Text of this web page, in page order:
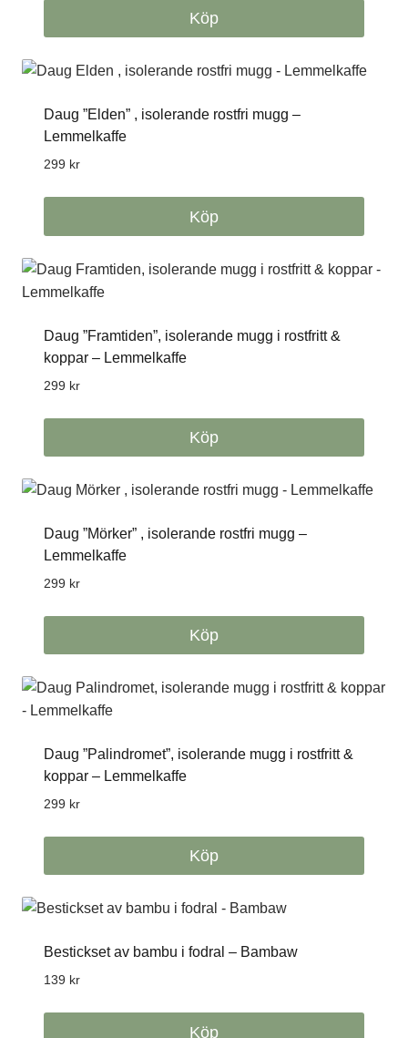
Köp
Daug ”Elden” , isolerande rostfri mugg –
Lemmelkaffe
299 kr
Köp
Daug ”Framtiden”, isolerande mugg i rostfritt &
koppar – Lemmelkaffe
299 kr
Köp
Daug ”Mörker” , isolerande rostfri mugg –
Lemmelkaffe
299 kr
Köp
Daug ”Palindromet”, isolerande mugg i rostfritt &
koppar – Lemmelkaffe
299 kr
Köp
Bestickset av bambu i fodral – Bambaw
139 kr
Köp